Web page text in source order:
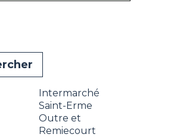
Intermarché
Saint-Erme
Outre et
Remiecourt